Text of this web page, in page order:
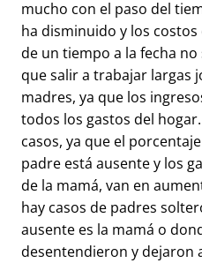
mucho con el paso del
ha disminuido y los
de un tiempo a la fecha
que salir a trabajar largas
madres, ya que los
todos los gastos del
casos, ya que el
padre está ausente y los
de la mamá, van en
hay casos de padres
ausente es la mamá o
desentendieron y dejaron